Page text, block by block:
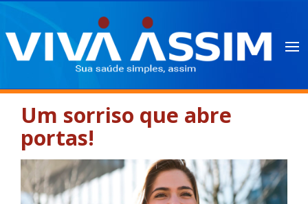
Um sorriso que abre
portas!